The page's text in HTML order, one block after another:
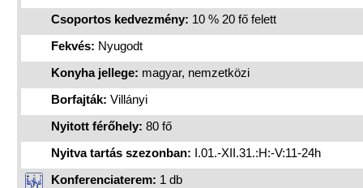
Csoportos kedvezmény: 10 % 20 fő felett
Fekvés: Nyugodt
Konyha jellege: magyar, nemzetközi
Borfajták: Villányi
Nyitott férőhely: 80 fő
Nyitva tartás szezonban: I.01.-XII.31.:H:-V:11-24h
Konferenciaterem: 1 db